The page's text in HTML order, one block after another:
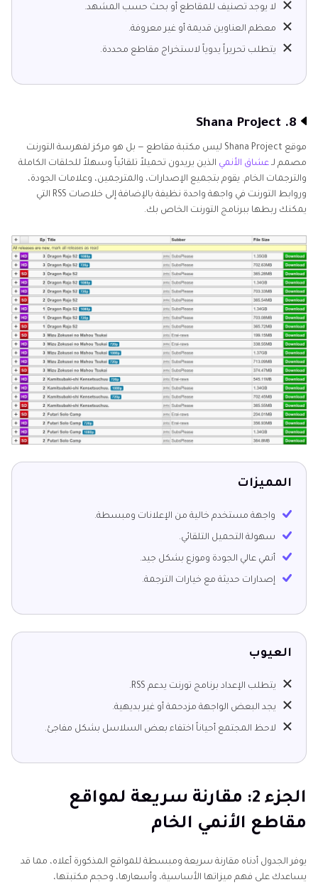
لا يوجد تصنيف للمقاطع أو بحث حسب المشهد.
معظم العناوين قديمة أو غير معروفة.
يتطلب تحريراً يدوياً لاستخراج مقاطع محددة.
8. Shana Project
موقع Shana Project ليس مكتبة مقاطع — بل هو مركز لفهرسة التورنت
مصمم لـ عشاق الأنمي الذين يريدون تحميلاً تلقائياً وسهلاً للحلقات الكاملة
والترجمات الخام. يقوم بتجميع الإصدارات، والمترجمين، وعلامات الجودة،
وروابط التورنت في واجهة واحدة نظيفة بالإضافة إلى خلاصات RSS التي
يمكنك ربطها ببرنامج التورنت الخاص بك.
المميزات
واجهة مستخدم خالية من الإعلانات ومبسطة.
سهولة التحميل التلقائي.
أنمي عالي الجودة وموزع بشكل جيد.
إصدارات حديثة مع خيارات الترجمة.
العيوب
يتطلب الإعداد برنامج تورنت يدعم RSS.
يجد البعض الواجهة مزدحمة أو غير بديهية.
لاحظ المجتمع أحياناً اختفاء بعض السلاسل بشكل مفاجئ.
الجزء 2: مقارنة سريعة لمواقع
مقاطع الأنمي الخام
يوفر الجدول أدناه مقارنة سريعة ومبسطة للمواقع المذكورة أعلاه، مما قد
يساعدك على فهم ميزاتها الأساسية، وأسعارها، وحجم مكتبتها،